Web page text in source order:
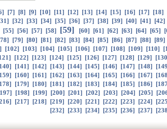
] [7] [8] [9] [10] [11] [12] [13] [14] [15] [16] [17] [18]
31] [32] [33] [34] [35] [36] [37] [38] [39] [40] [41] [42]
[55] [56] [57] [58] [59] [60] [61] [62] [63] [64] [65] [
78] [79] [80] [81] [82] [83] [84] [85] [86] [87] [88] [89]
] [102] [103] [104] [105] [106] [107] [108] [109] [110] [
] [122] [123] [124] [125] [126] [127] [128] [129] [130
140] [141] [142] [143] [144] [145] [146] [147] [148] [149
159] [160] [161] [162] [163] [164] [165] [166] [167] [168
178] [179] [180] [181] [182] [183] [184] [185] [186] [
] [198] [199] [200] [201] [202] [203] [204] [205] [
] [217] [218] [219] [220] [221] [222] [223] [224] [225
[232] [233] [234] [235] [236] [237] [238